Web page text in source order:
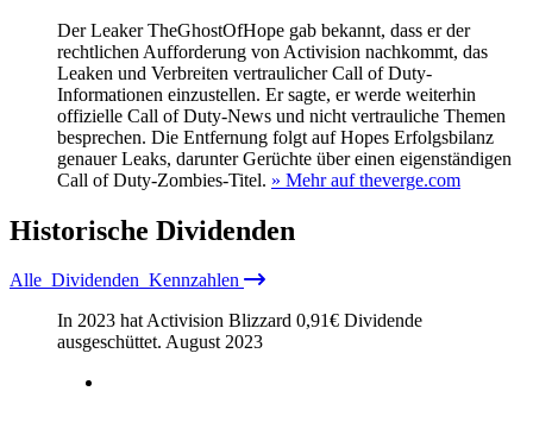
Der Leaker TheGhostOfHope gab bekannt, dass er der
rechtlichen Aufforderung von Activision nachkommt, das
Leaken und Verbreiten vertraulicher Call of Duty-
Informationen einzustellen. Er sagte, er werde weiterhin
offizielle Call of Duty-News und nicht vertrauliche Themen
besprechen. Die Entfernung folgt auf Hopes Erfolgsbilanz
genauer Leaks, darunter Gerüchte über einen eigenständigen
Call of Duty-Zombies-Titel. » Mehr auf theverge.com
Historische Dividenden
Alle Dividenden Kennzahlen
In 2023 hat Activision Blizzard 0,91€ Dividende
ausgeschüttet. August 2023